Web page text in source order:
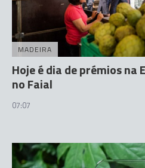
MADEIRA
Hoje é dia de prémios na
no Faial
07:07